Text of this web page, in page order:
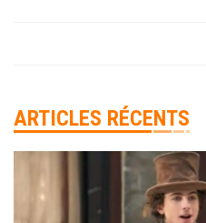
ARTICLES RÉCENTS